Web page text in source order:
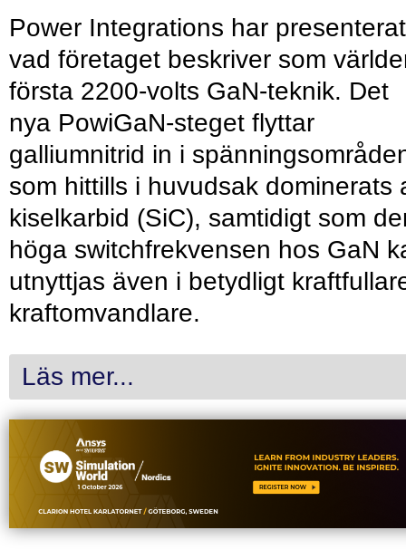
Power Integrations har presenterat
vad företaget beskriver som
första 2200-volts GaN-teknik. Det
nya PowiGaN-steget flyttar
galliumnitrid in i
som hittills i huvudsak dominerats
kiselkarbid (SiC), samtidigt som
höga switchfrekvensen hos GaN
utnyttjas även i betydligt
kraftomvandlare.
Läs mer...